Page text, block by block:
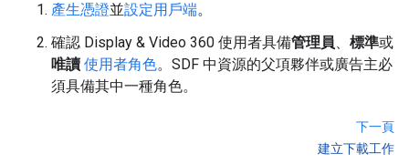
產生憑證並設定用戶端。
確認 Display & Video 360 使用者具備管理員、 標準或
唯讀 使用者角色。SDF 中資源的父項夥伴或廣告主必
須具備其中一種角色。
下一頁
建立下載工作